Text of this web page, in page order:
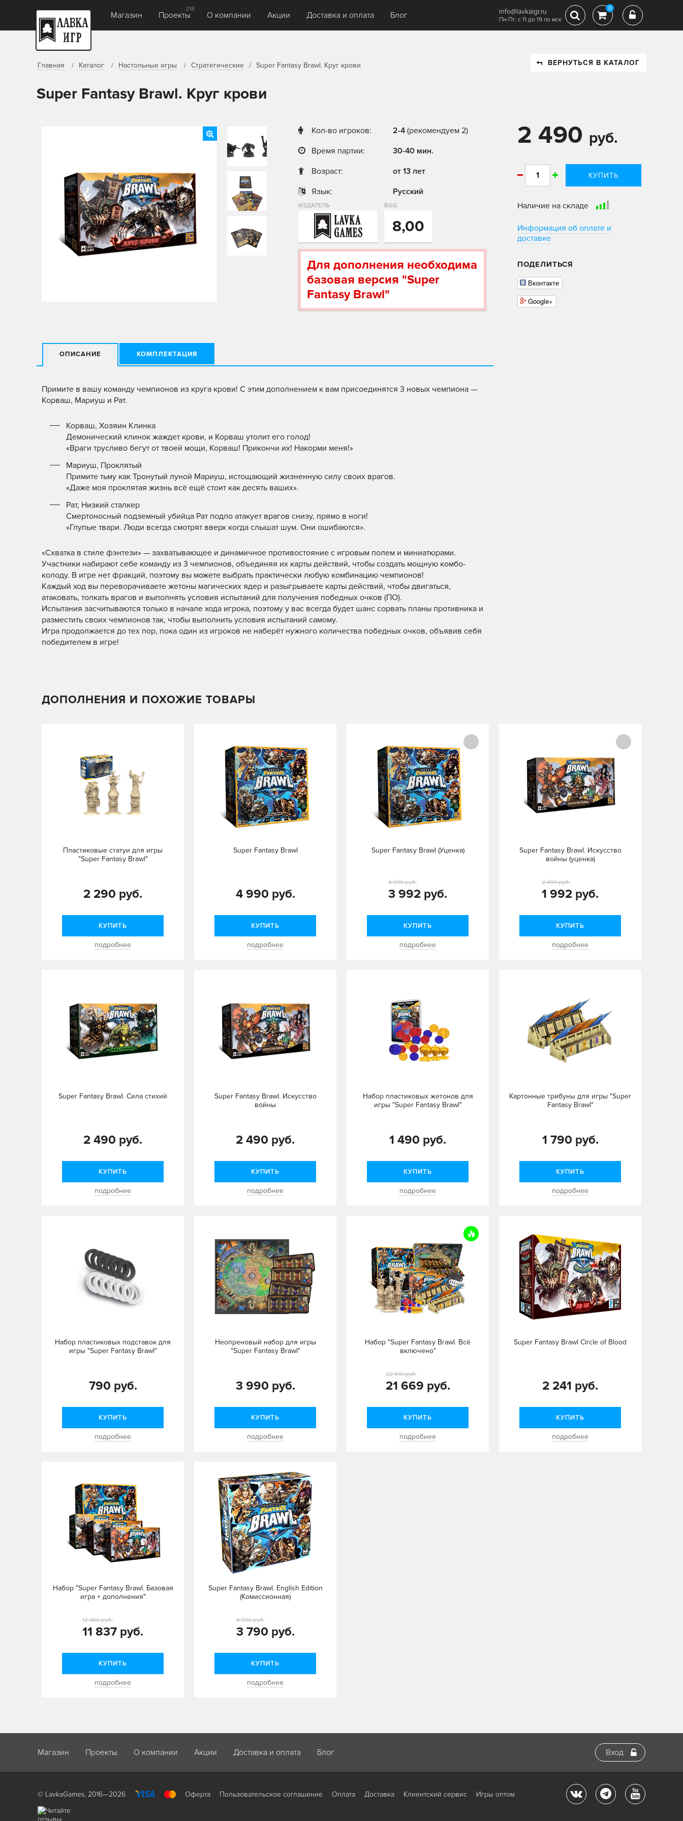
Магазин Проекты
218
О компании Акции Доставка и оплата Блог info@lavkaigr.ru
Пн-Пт: с 11 до 19 по мск
0
Главная Каталог Настольные игры Стратегические Super Fantasy Brawl. Круг крови ВЕРНУТЬСЯ В КАТАЛОГ
Super Fantasy Brawl. Круг крови
Кол-во игроков: 2-4 (рекомендуем 2)
Время партии:
30-40 мин.
Возраст:
от 13 лет
Язык:
Русский
ИЗДАТЕЛЬ BGG
8,00
Для дополнения необходима
базовая версия "Super
Fantasy Brawl"
ОПИСАНИЕ КОМПЛЕКТАЦИЯ
Примите в вашу команду чемпионов из круга крови! С этим дополнением к вам присоединятся 3 новых чемпиона —
Корваш, Мариуш и Рат.
Корваш, Хозяин Клинка
Демонический клинок жаждет крови, и Корваш утолит его голод!
«Враги трусливо бегут от твоей мощи, Корваш! Прикончи их! Накорми меня!»
Мариуш, Проклятый
Примите тьму как Тронутый луной Мариуш, истощающий жизненную силу своих врагов.
«Даже моя проклятая жизнь всё ещё стоит как десять ваших».
Рат, Низкий сталкер
Смертоносный подземный убийца Рат подло атакует врагов снизу, прямо в ноги!
«Глупые твари. Люди всегда смотрят вверх когда слышат шум. Они ошибаются».
«Схватка в стиле фэнтези» — захватывающее и динамичное противостояние с игровым полем и миниатюрами.
Участники набирают себе команду из 3 чемпионов, объединяя их карты действий, чтобы создать мощную комбо-
колоду. В игре нет фракций, поэтому вы можете выбрать практически любую комбинацию чемпионов!
Каждый ход вы переворачиваете жетоны магических ядер и разыгрываете карты действий, чтобы двигаться,
атаковать, толкать врагов и выполнять условия испытаний для получения победных очков (ПО).
Испытания засчитываются только в начале хода игрока, поэтому у вас всегда будет шанс сорвать планы противника и
разместить своих чемпионов так, чтобы выполнить условия испытаний самому.
Игра продолжается до тех пор, пока один из игроков не наберёт нужного количества победных очков, объявив себя
победителем в игре!
2 490 руб.
КУПИТЬ
Наличие на складе
Информация об оплате и
доставке
ПОДЕЛИТЬСЯ
Вконтакте
Google+
ДОПОЛНЕНИЯ И ПОХОЖИЕ ТОВАРЫ
Пластиковые статуи для игры
"Super Fantasy Brawl"
2 290 руб.
КУПИТЬ
подробнее
Super Fantasy Brawl
4 990 руб.
КУПИТЬ
подробнее
Super Fantasy Brawl (Уценка)
3 992 руб.
4 990 руб.
КУПИТЬ
подробнее
Super Fantasy Brawl. Искусство
войны (уценка)
1 992 руб.
2 490 руб.
КУПИТЬ
подробнее
Super Fantasy Brawl. Сила стихий
2 490 руб.
КУПИТЬ
подробнее
Super Fantasy Brawl. Искусство
войны
2 490 руб.
КУПИТЬ
подробнее
Набор пластиковых жетонов для
игры "Super Fantasy Brawl"
1 490 руб.
КУПИТЬ
подробнее
Картонные трибуны для игры "Super
Fantasy Brawl"
1 790 руб.
КУПИТЬ
подробнее
Набор пластиковых подставок для
игры "Super Fantasy Brawl"
790 руб.
КУПИТЬ
подробнее
Неопреновый набор для игры
"Super Fantasy Brawl"
3 990 руб.
КУПИТЬ
подробнее
Набор "Super Fantasy Brawl. Всё
включено"
21 669 руб.
22 810 руб.
КУПИТЬ
подробнее
Super Fantasy Brawl Circle of Blood
2 241 руб.
КУПИТЬ
подробнее
Набор "Super Fantasy Brawl. Базовая
игра + дополнения"
11 837 руб.
12 460 руб.
КУПИТЬ
подробнее
Super Fantasy Brawl. English Edition
(Комиссионная)
3 790 руб.
4 990 руб.
КУПИТЬ
подробнее
Магазин Проекты О компании Акции Доставка и оплата Блог Вход
© LavkaGames, 2016—2026 Оферта Пользовательское соглашение Оплата Доставка Клиентский сервис Игры оптом